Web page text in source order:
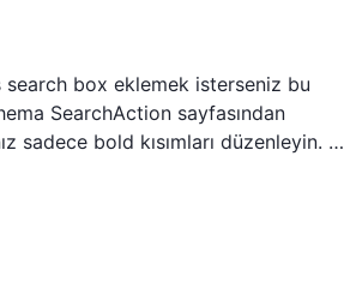
box eklemek isterseniz bu
SearchAction sayfasından
sadece bold kısımları düzenleyin. …